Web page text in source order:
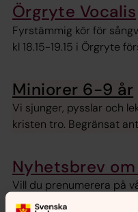
Örgryte Vocalis
Fyrstämmig kör för
kl 18.15-19.15 i Örgryte
Miniorer 6-9 år
Vi sjunger, pysslar och
kristen tro. Begränsat
Nyhetsbrev
Vill du prenumerera på
dig här!